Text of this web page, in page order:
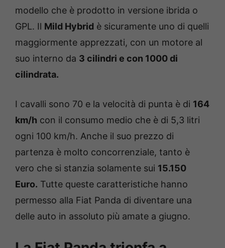
modello che è prodotto in versione ibrida o
GPL. Il Mild Hybrid è sicuramente uno di quelli
maggiormente apprezzati, con un motore al
suo interno da 3 cilindri e con 1000 di
cilindrata.
I cavalli sono 70 e la velocità di punta è di 164
km/h con il consumo medio che è di 5,3 litri
ogni 100 km/h. Anche il suo prezzo di
partenza è molto concorrenziale, tanto è
vero che si stanzia solamente sui 15.150
Euro. Tutte queste caratteristiche hanno
permesso alla Fiat Panda di diventare una
delle auto in assoluto più amate a giugno.